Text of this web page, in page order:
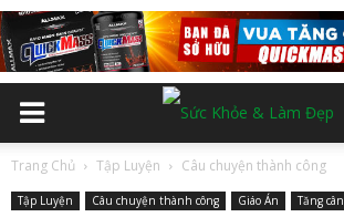
Trang Chủ Tập Luyện Câu chuyện thành công
Tập Luyện Câu chuyện thành công Giáo Án Tăng cân